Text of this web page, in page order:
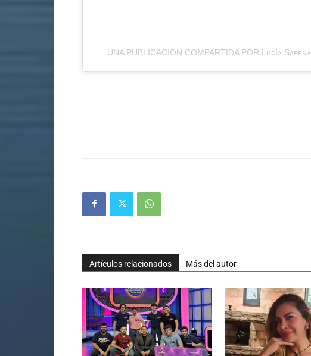
UNA PUBLICACIÓN COMPARTIDA POR LᴜᴄÍᴀ Sᴀᴘᴇɴᴀ
Artículos relacionados Más del autor